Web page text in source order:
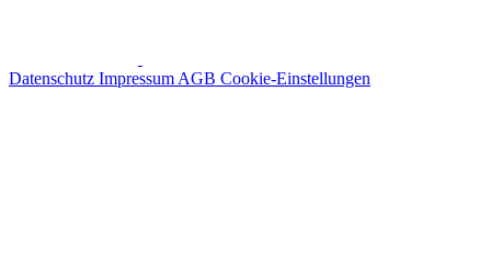
Datenschutz Impressum AGB Cookie-Einstellungen